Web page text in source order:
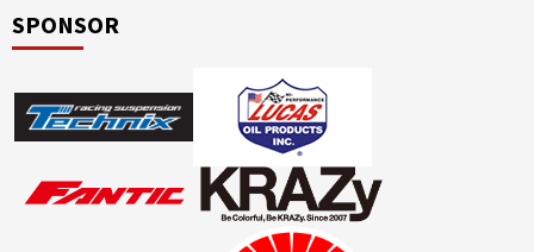
SPONSOR